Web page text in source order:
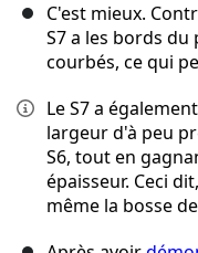
C'est mieux.
S7 a les bords
courbés, ce qui
Le S7 a
largeur d'à peu
S6, tout en
épaisseur. Ceci
même la bosse